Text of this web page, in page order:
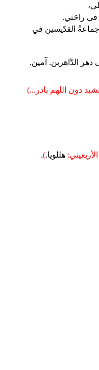
راحَتي.
القدّيسين في
دهر الدَّاهرين. آمين.
دون اللهم بادر...)
هللويا.)
.